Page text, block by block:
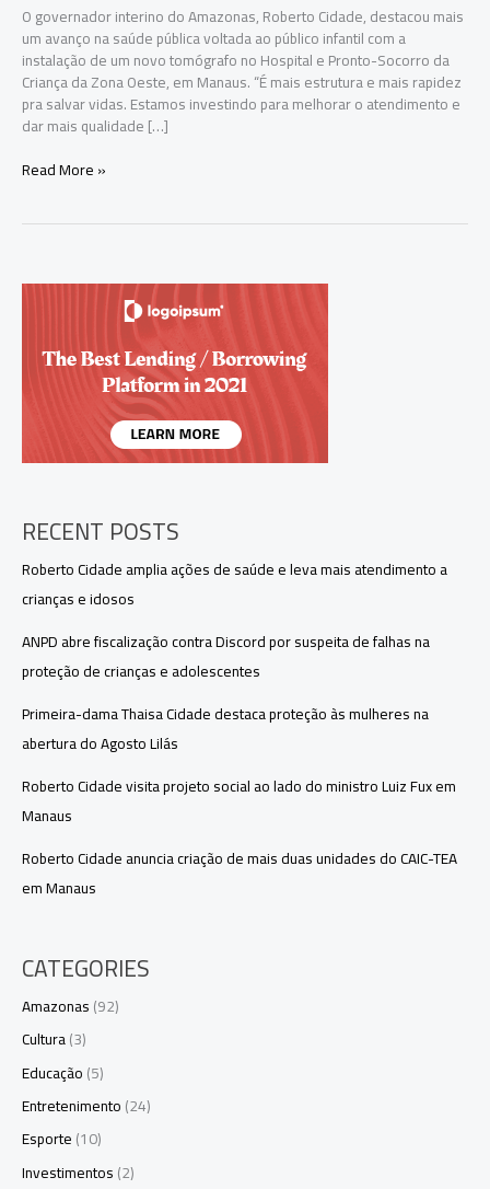
O governador interino do Amazonas, Roberto Cidade, destacou mais
um avanço na saúde pública voltada ao público infantil com a
instalação de um novo tomógrafo no Hospital e Pronto-Socorro da
Criança da Zona Oeste, em Manaus. “É mais estrutura e mais rapidez
pra salvar vidas. Estamos investindo para melhorar o atendimento e
dar mais qualidade […]
Roberto
saúde
novo
tomógrafo
Read More »
RECENT POSTS
Roberto Cidade amplia ações de saúde e leva mais atendimento a
crianças e idosos
ANPD abre fiscalização contra Discord por suspeita de falhas na
proteção de crianças e adolescentes
Primeira-dama Thaisa Cidade destaca proteção às mulheres na
abertura do Agosto Lilás
Roberto Cidade visita projeto social ao lado do ministro Luiz Fux em
Manaus
Roberto Cidade anuncia criação de mais duas unidades do CAIC-TEA
em Manaus
CATEGORIES
Amazonas(92)
Cultura(3)
Educação(5)
Entretenimento(24)
Esporte(10)
Investimentos(2)